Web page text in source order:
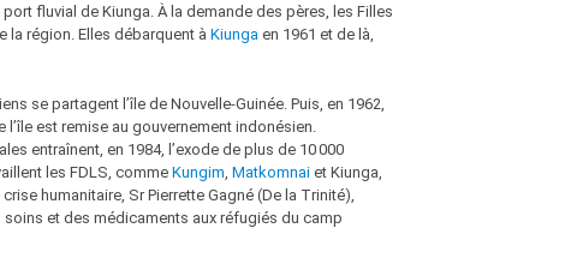
fluvial de Kiunga. À la demande des pères, les Filles
la région. Elles débarquent à Kiunga en 1961 et de là,
se partagent l’île de Nouvelle-Guinée. Puis, en 1962,
est remise au gouvernement indonésien.
entraînent, en 1984, l’exode de plus de 10 000
les FDLS, comme Kungim Matkomnai et Kiunga,
humanitaire, Sr Pierrette Gagné (De la Trinité),
et des médicaments aux réfugiés du camp